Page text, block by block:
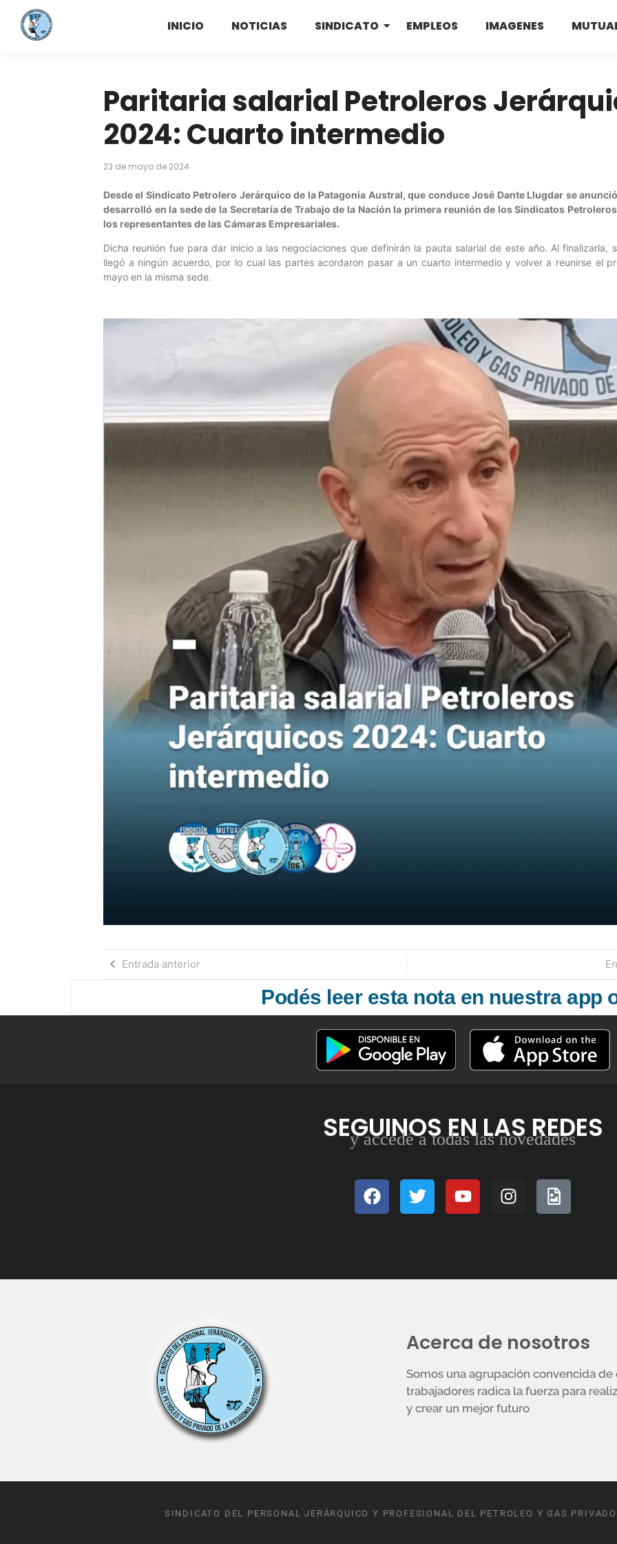
INICIO NOTICIAS SINDICATO EMPLEOS IMAGENES
Paritaria salarial Petroleros
2024: Cuarto intermedio
23 de mayo de 2024
Desde el Sindicato Petrolero Jerárquico de la Patagonia Austral, que conduce José Dante Llugdar se
desarrolló en la sede de la Secretaría de Trabajo de la Nación la primera reunión de los Sindicatos
los representantes de las Cámaras Empresariales.
Dicha reunión fue para dar inicio a las negociaciones que definirán la pauta salarial de este año. Al finalizarla,
llegó a ningún acuerdo, por lo cual las partes acordaron pasar a un cuarto intermedio y volver a reunirse el
mayo en la misma sede.
Entrada anterior
Podés leer esta nota en nuestra app
SEGUINOS EN LAS REDES
y accedé a todas las novedades
Acerca de nosotros
Somos una agrupación convencida
trabajadores radica la fuerza para
y crear un mejor futuro
SINDICATO DEL PERSONAL JERÁRQUICO Y PROFESIONAL DEL PETROLEO Y GAS